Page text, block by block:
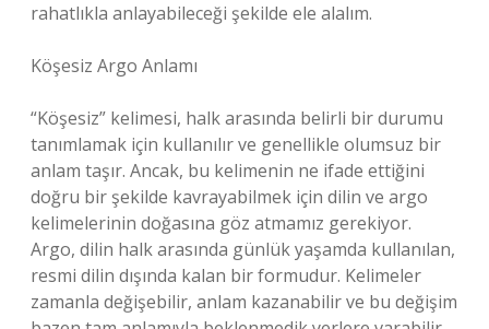
rahatlıkla anlayabileceği şekilde ele alalım.
Köşesiz Argo Anlamı
“Köşesiz” kelimesi, halk arasında belirli bir durumu
tanımlamak için kullanılır ve genellikle olumsuz bir
anlam taşır. Ancak, bu kelimenin ne ifade ettiğini
doğru bir şekilde kavrayabilmek için dilin ve argo
kelimelerinin doğasına göz atmamız gerekiyor.
Argo, dilin halk arasında günlük yaşamda kullanılan,
resmi dilin dışında kalan bir formudur. Kelimeler
zamanla değişebilir, anlam kazanabilir ve bu değişim